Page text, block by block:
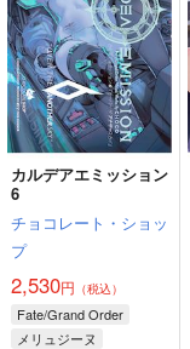
8月2日掲載
カルデアエミッション
6
チョコレート・ショッ
プ
2,530円 （税込）
Fate/Grand Order
メリュジーヌ